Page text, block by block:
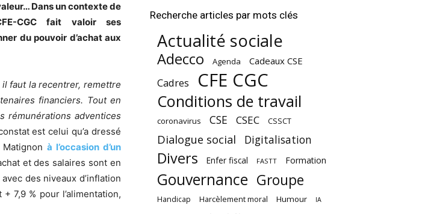
Dans un contexte de
CGC fait valoir ses
du pouvoir d’achat aux
il faut la recentrer, remettre
financiers. Tout en
rémunérations adventices
est celui qu’a dressé
à l’occasion d’un
et des salaires sont en
des niveaux d’inflation
7,9 % pour l’alimentation,
Recherche articles par mots clés
Actualité sociale
Adecco Agenda Cadeaux CSE
Cadres CFE CGC
Conditions de travail
coronavirus CSE CSEC CSSCT
Dialogue social Digitalisation
Divers Enfer fiscal FASTT Formation
Gouvernance Groupe
Handicap Harcèlement moral Humour IA